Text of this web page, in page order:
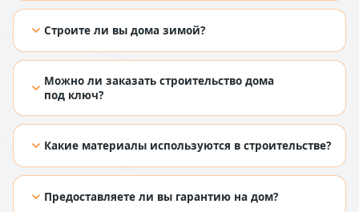
[TODO: добавить ответ из Figma]
Строите ли вы дома зимой?
[TODO: добавить ответ из Figma]
Можно ли заказать строительство дома
под ключ?
[TODO: добавить ответ из Figma]
Какие материалы используются в строительстве?
[TODO: добавить ответ из Figma]
Предоставляете ли вы гарантию на дом?